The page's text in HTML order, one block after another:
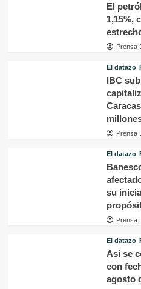
El
1,15%,
Prensa
El datazo
IBC
Prensa
El datazo
su
Prensa
El datazo
Así se
con
agosto